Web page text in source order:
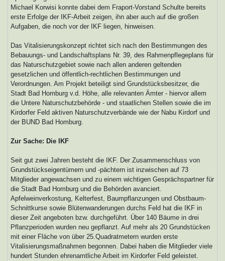
Michael Korwisi konnte dabei dem Fraport-Vorstand Schulte bereits
erste Erfolge der IKF-Arbeit zeigen, ihn aber auch auf die großen
Aufgaben, die noch vor der IKF liegen, hinweisen.
Das Vitalisierungskonzept richtet sich nach den Bestimmungen des
Bebauungs- und Landschaftsplans Nr. 39, des Rahmenpflegeplans für
das Naturschutzgebiet sowie nach allen anderen geltenden
gesetzlichen und öffentlich-rechtlichen Bestimmungen und
Verordnungen. Am Projekt beteiligt sind Grundstücksbesitzer, die
Stadt Bad Homburg v.d. Höhe, alle relevanten Ämter - hiervor allem
die Untere Naturschutzbehörde - und staatlichen Stellen sowie die im
Kirdorfer Feld aktiven Naturschutzverbände wie der Nabu Kirdorf und
der BUND Bad Homburg.
Zur Sache: Die IKF
Seit gut zwei Jahren besteht die IKF. Der Zusammenschluss von
Grundstückseigentümern und -pächtern ist inzwischen auf 73
Mitglieder angewachsen und zu einem wichtigen Gesprächspartner für
die Stadt Bad Homburg und die Behörden avanciert.
Apfelweinverkostung, Kelterfest, Baumpflanzungen und Obstbaum-
Schnittkurse sowie Blütenwanderungen durchs Feld hat die IKF in
dieser Zeit angeboten bzw. durchgeführt. Über 140 Bäume in drei
Pflanzperioden wurden neu gepflanzt. Auf mehr als 20 Grundstücken
mit einer Fläche von über 25.Quadratmetern wurden erste
Vitalisierungsmaßnahmen begonnen. Dabei haben die Mitglieder viele
hundert Stunden ehrenamtliche Arbeit im Kirdorfer Feld geleistet.